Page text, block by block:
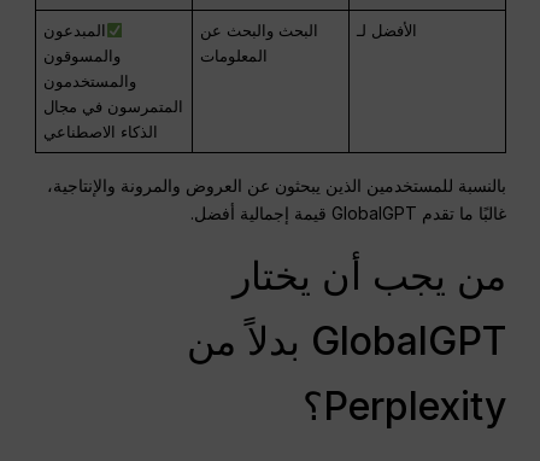
الأفضل لـ
البحث والبحث عن
المعلومات
المبدعون
والمسوقون
والمستخدمون
المتمرسون في مجال
الذكاء الاصطناعي
بالنسبة للمستخدمين الذين يبحثون عن العروض والمرونة والإنتاجية،
غالبًا ما تقدم GlobalGPT قيمة إجمالية أفضل.
من يجب أن يختار
GlobalGPT بدلاً من
Perplexity؟